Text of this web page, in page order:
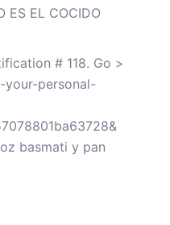
ES EL COCIDO
# 118. Go >
personal-
basmati y pan